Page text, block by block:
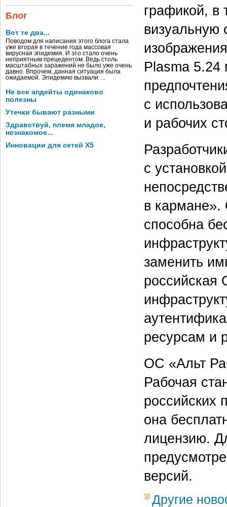
Блог
Вот те два...
Поводом для написания этого блога стала
уже вторая в течение года массовая
вирусная эпидемия. И это стало очень
неприятным прецедентом. Ведь столь
масштабных заражений не было уже очень
давно. Впрочем, данная ситуация была
ожидаемой. Эпидемию вызвали …
Не все апдейты одинаково
полезны
Утечки бывают разными
Здравствуй, племя младое,
незнакомое...
Инновации для сетей X5
графикой, в
визуальную
Plasma 5.24
с
и рабочих
с
в кармане».
способна
заменить
российская
ресурсам и
ОС «Альт
Рабочая
российских
она
лицензию.
версий.
Другие